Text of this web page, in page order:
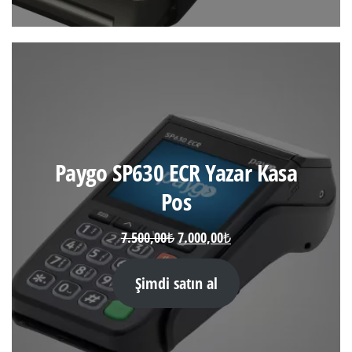
Paygo SP630 ECR Yazar Kasa
Pos
7.500,00₺Orijinal
fiyat:
7.000,00₺Şu
fiyat:
7.000,00₺.
Şimdi satın al